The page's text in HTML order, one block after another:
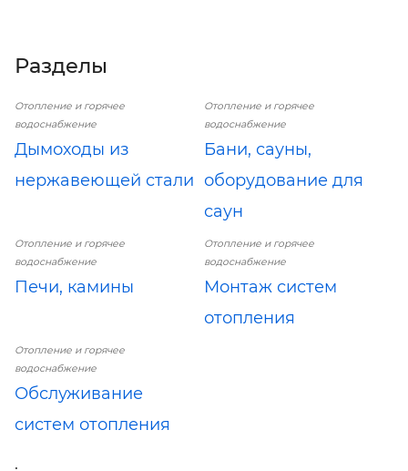
Разделы
Отопление и горячее
водоснабжение
Дымоходы из
нержавеющей стали
Отопление и горячее
водоснабжение
Бани, сауны,
оборудование для
саун
Отопление и горячее
водоснабжение
Печи, камины
Отопление и горячее
водоснабжение
Монтаж систем
отопления
Отопление и горячее
водоснабжение
Обслуживание
систем отопления
.